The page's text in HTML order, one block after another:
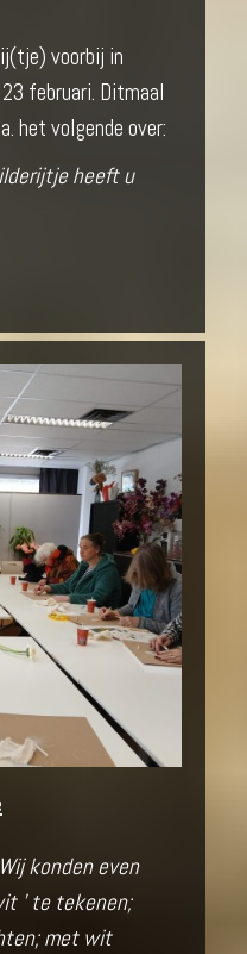
voorbij in
februari. Ditmaal
het volgende over:
heeft u
Wij konden even
' te tekenen;
met wit